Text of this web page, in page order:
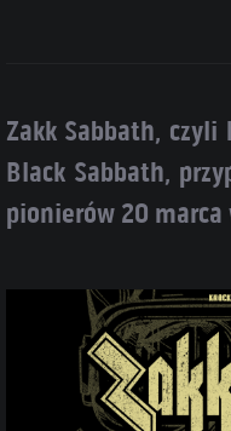
Zakk Sabbath, czyli
Black Sabbath,
pionierów 20